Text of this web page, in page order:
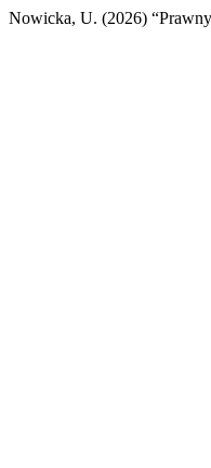
Nowicka, U. (2026)